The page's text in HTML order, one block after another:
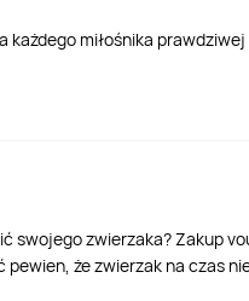
każdego miłośnika
swojego zwierzaka? Zakup
że zwierzak na czas